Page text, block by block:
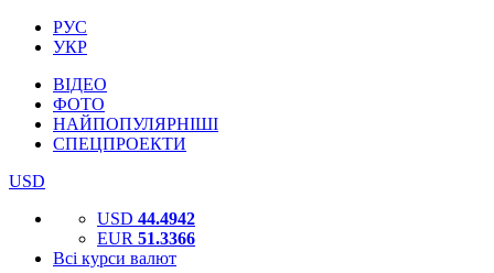
РУС
УКР
ВІДЕО
ФОТО
НАЙПОПУЛЯРНІШІ
СПЕЦПРОЕКТИ
USD
USD 44.4942
EUR 51.3366
Всі курси валют